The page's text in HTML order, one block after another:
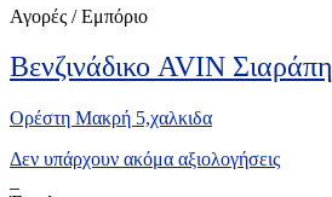
Αγορές / Εμπόριο
Βενζινάδικο AVIN Σιαράπη
Ορέστη Μακρή 5,χαλκιδα
Δεν υπάρχουν ακόμα αξιολογήσεις